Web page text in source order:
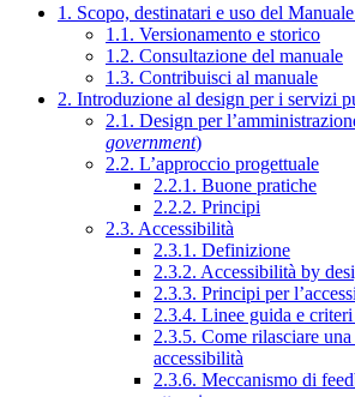
1. Scopo, destinatari e uso del
1.1. Versionamento e storico
1.2. Consultazione del manuale
1.3. Contribuisci al manuale
2. Introduzione al design per i servizi
2.1. Design per
government)
2.2. L’approccio progettuale
2.2.1. Buone pratiche
2.2.2. Principi
2.3. Accessibilità
2.3.1. Definizione
2.3.2. Accessibilità by
2.3.3. Principi per
2.3.4. Linee guida e criteri
2.3.5. Come rilasciare
accessibilità
2.3.6. Meccanismo di